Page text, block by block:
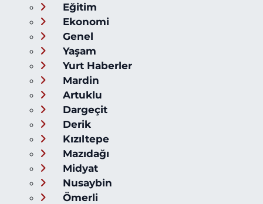
Eğitim
Ekonomi
Genel
Yaşam
Yurt Haberler
Mardin
Artuklu
Dargeçit
Derik
Kızıltepe
Mazıdağı
Midyat
Nusaybin
Ömerli